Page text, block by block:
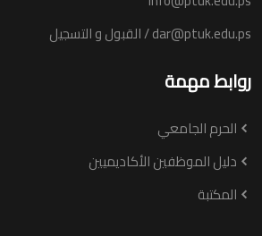
dar@ptuk.edu.ps/ القبول و التسجيل
روابط مهمة
الحرم الجامعي
دليل الموظفين الأكاديميين
المكتبة